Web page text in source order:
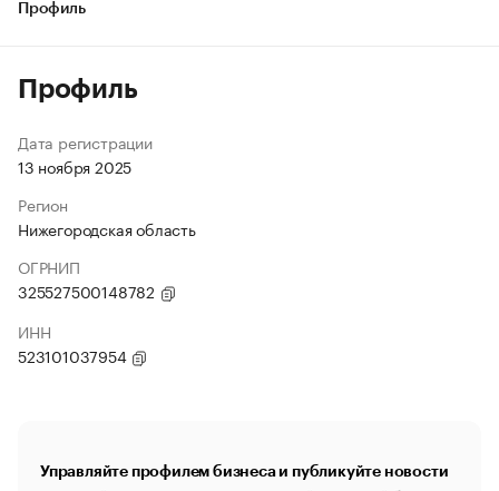
Профиль
Профиль
Дата регистрации
13 ноября 2025
Регион
Нижегородская область
ОГРНИП
325527500148782
ИНН
523101037954
Управляйте профилем бизнеса и публикуйте новости